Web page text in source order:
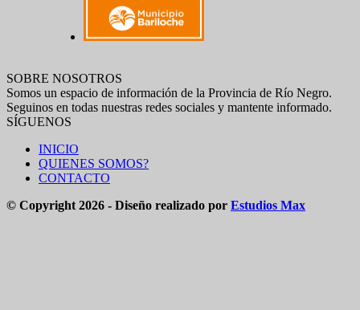
SOBRE NOSOTROS
Somos un espacio de información de la Provincia de Río Negro.
Seguinos en todas nuestras redes sociales y mantente informado.
SÍGUENOS
INICIO
QUIENES SOMOS?
CONTACTO
© Copyright 2026 - Diseño realizado por Estudios Max